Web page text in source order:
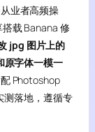
业者高频操
载 Banana 修
jpg 图片上的
原字体一模一
Photoshop
测落地，遵循专